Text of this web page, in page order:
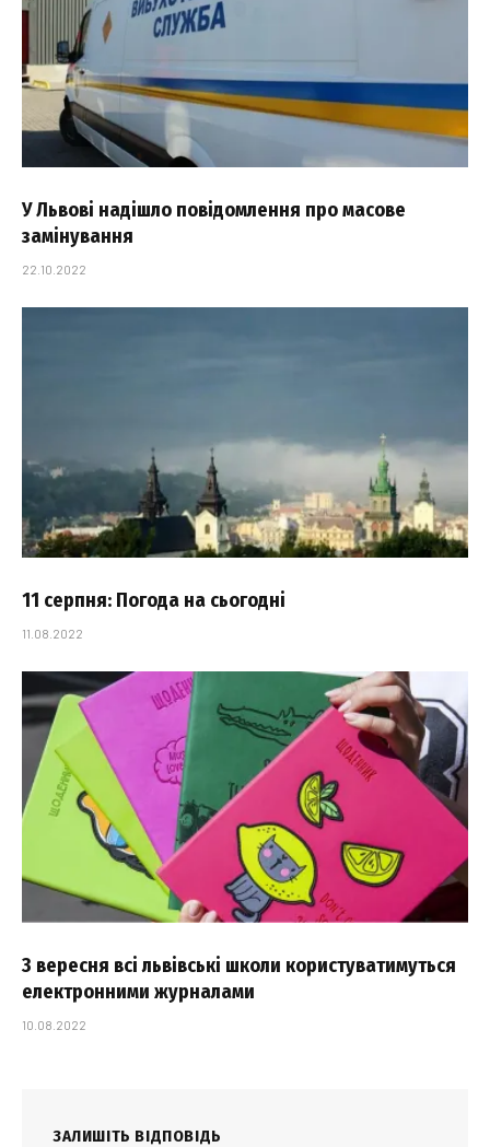
У Львові надішло повідомлення про масове
замінування
22.10.2022
11 серпня: Погода на сьогодні
11.08.2022
З вересня всі львівські школи користуватимуться
електронними журналами
10.08.2022
ЗАЛИШІТЬ ВІДПОВІДЬ